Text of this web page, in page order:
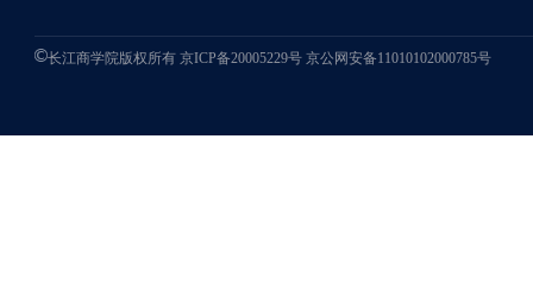
长江商学院版权所有京ICP备20005229号 京公网安备11010102000785号